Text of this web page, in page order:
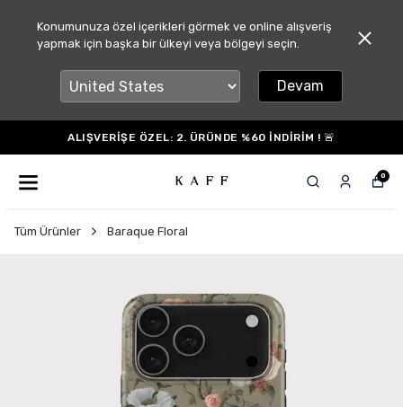
Konumunuza özel içerikleri görmek ve online alışveriş
yapmak için başka bir ülkeyi veya bölgeyi seçin.
Devam
ALIŞVERİŞE ÖZEL: 2. ÜRÜNDE %60 İNDİRİM ! 🚨
0
Tüm Ürünler Baraque Floral